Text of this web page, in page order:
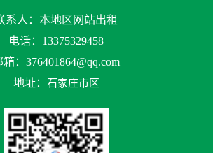
系人：本地区网站出租
电话：13375329458
箱： 376401864@qq.com
地址： 石家庄市区